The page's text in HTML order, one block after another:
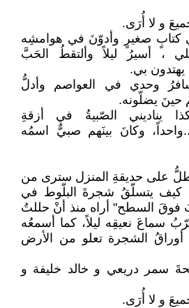
و لا أُرَى.
في كتابٍ صغيرٍ وأدوّنَ في هوامشِه
، أسيرُ ليلاً وألتقطُ الحَبَّ
يهتدون بي.
وحدي في العواصم وأدلُّ
حينَ يضلّونه.
يناديني الصّبيةُ في أزقةِ
وكانَ بينَهم صبيٌّ اسمُه
تطلُّ على حديقةِ المنزل سترى من
كيف يتسلّقُ شجرةَ البلّوط في
فوقَ السطح" أراه منذ أنْ حللتُ
سماعَ نعيقِه ليلاً، كما أسمعُه
الشجرة تعلو من الأرض
سمر دريعي و خالد خليفة و
و لا أُرَى.